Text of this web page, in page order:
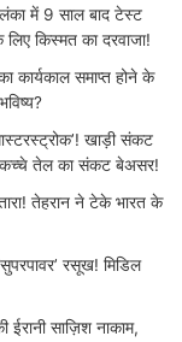
में 9 साल बाद टेस्ट
किस्मत का दरवाजा!
कार्यकाल समाप्त होने के
खाड़ी संकट
कच्चे तेल का संकट बेअसर!
तेहरान ने टेके भारत के
रसूख! मिडिल
साज़िश नाकाम,